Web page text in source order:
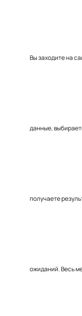
Вы заходите на
данные,
получаете
ожиданий. Весь